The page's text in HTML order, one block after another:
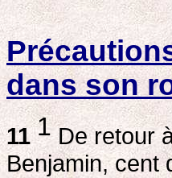
dans son
11 1De retour
Benjamin, cent